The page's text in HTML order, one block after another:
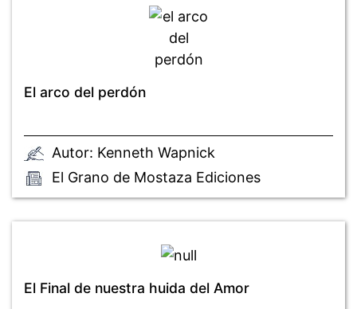
El arco del perdón
Autor: Kenneth Wapnick
El Grano de Mostaza Ediciones
El Final de nuestra huida del Amor